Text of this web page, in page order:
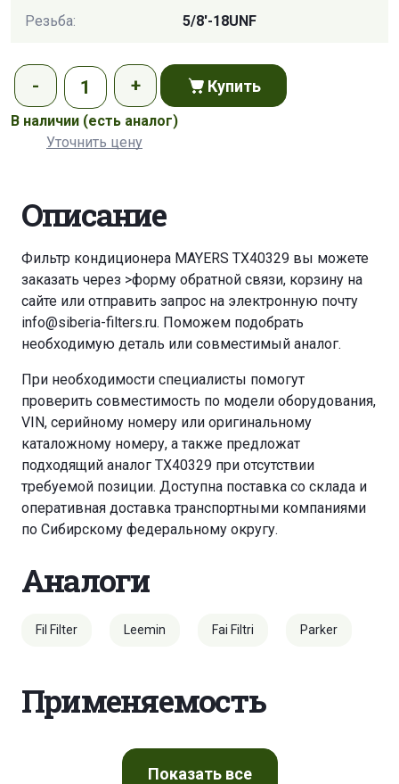
Резьба: 5/8'-18UNF
Купить
В наличии (есть аналог)
Уточнить цену
Описание
Фильтр кондиционера MAYERS TX40329 вы можете
заказать через >форму обратной связи, корзину на
сайте или отправить запрос на электронную почту
info@siberia-filters.ru. Поможем подобрать
необходимую деталь или совместимый аналог.
При необходимости специалисты помогут
проверить совместимость по модели оборудования,
VIN, серийному номеру или оригинальному
каталожному номеру, а также предложат
подходящий аналог TX40329 при отсутствии
требуемой позиции. Доступна поставка со склада и
оперативная доставка транспортными компаниями
по Сибирскому федеральному округу.
Аналоги
Fil Filter Leemin Fai Filtri Parker
Применяемость
Показатьвсе